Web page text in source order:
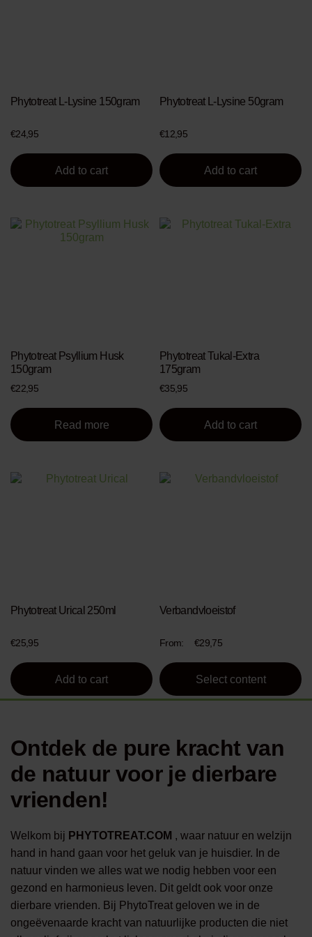
Phytotreat L-Lysine 150gram
€24,95
Add to cart
Phytotreat L-Lysine 50gram
€12,95
Add to cart
Phytotreat Psyllium Husk
150gram
€22,95
Read more
Phytotreat Tukal-Extra
175gram
€35,95
Add to cart
Phytotreat Urical 250ml
€25,95
Add to cart
Verbandvloeistof
From: €29,75
Select content
This
on
product
page
Ontdek de pure kracht van
de natuur voor je dierbare
vrienden!
Welkom bij PHYTOTREAT.COM , waar natuur en welzijn
hand in hand gaan voor het geluk van je huisdier. In de
natuur vinden we alles wat we nodig hebben voor een
gezond en harmonieus leven. Dit geldt ook voor onze
dierbare vrienden. Bij PhytoTreat geloven we in de
ongeëvenaarde kracht van natuurlijke producten die niet